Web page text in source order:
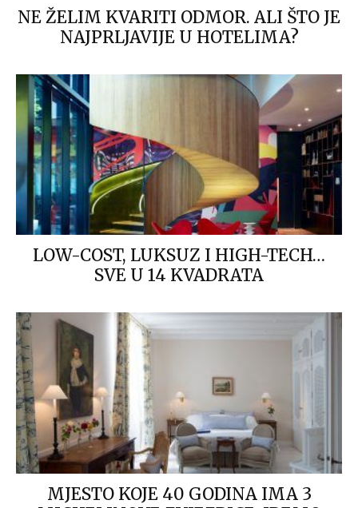
NE ŽELIM KVARITI ODMOR. ALI ŠTO JE
NAJPRLJAVIJE U HOTELIMA?
LOW-COST, LUKSUZ I HIGH-TECH…
SVE U 14 KVADRATA
MJESTO KOJE 40 GODINA IMA 3